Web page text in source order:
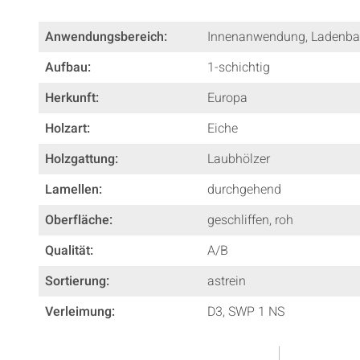
Anwendungsbereich: Innenanwendung,
Aufbau:
1-schichtig
Herkunft:
Europa
Holzart:
Eiche
Holzgattung:
Laubhölzer
Lamellen:
durchgehend
Oberfläche:
geschliffen, roh
Qualität:
A/B
Sortierung:
astrein
Verleimung:
D3, SWP 1 NS